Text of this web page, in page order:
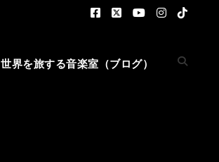
世界を旅する音楽室（ブログ）